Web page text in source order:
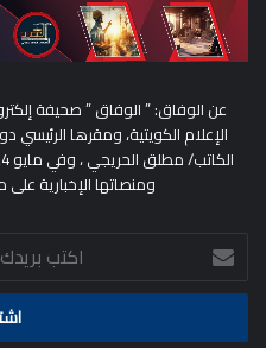
عن الوفاق: ” الوفاق ” صحيفة
الإعلام الكويتية، ومقرها
ومنصاتها الإخبارية
اكتب
بريدك
الالكتروني